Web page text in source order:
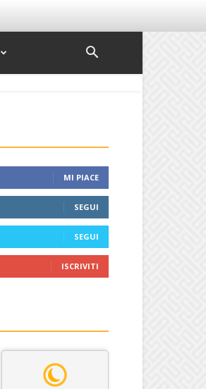
MI PIACE
SEGUI
SEGUI
ISCRIVITI